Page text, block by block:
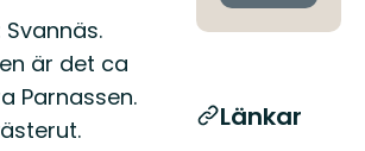
är det ca
Parnassen.
Länkar